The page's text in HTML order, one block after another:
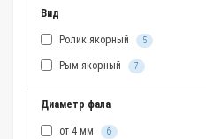
Вид
Ролик якорный 5
Рым якорный 7
Диаметр фала
от 4 мм 6